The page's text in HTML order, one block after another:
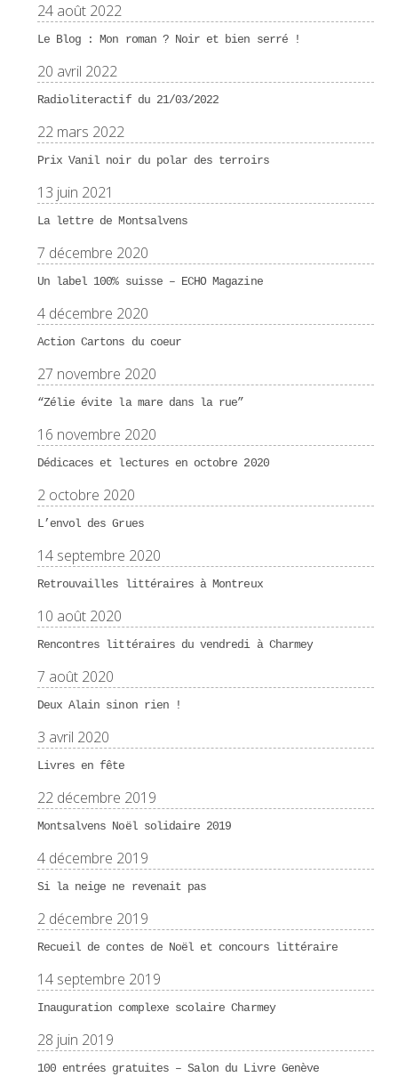
24 août 2022
Le Blog : Mon roman ? Noir et bien serré !
20 avril 2022
Radioliteractif du 21/03/2022
22 mars 2022
Prix Vanil noir du polar des terroirs
13 juin 2021
La lettre de Montsalvens
7 décembre 2020
Un label 100% suisse – ECHO Magazine
4 décembre 2020
Action Cartons du coeur
27 novembre 2020
“Zélie évite la mare dans la rue”
16 novembre 2020
Dédicaces et lectures en octobre 2020
2 octobre 2020
L’envol des Grues
14 septembre 2020
Retrouvailles littéraires à Montreux
10 août 2020
Rencontres littéraires du vendredi à Charmey
7 août 2020
Deux Alain sinon rien !
3 avril 2020
Livres en fête
22 décembre 2019
Montsalvens Noël solidaire 2019
4 décembre 2019
Si la neige ne revenait pas
2 décembre 2019
Recueil de contes de Noël et concours littéraire
14 septembre 2019
Inauguration complexe scolaire Charmey
28 juin 2019
100 entrées gratuites – Salon du Livre Genève